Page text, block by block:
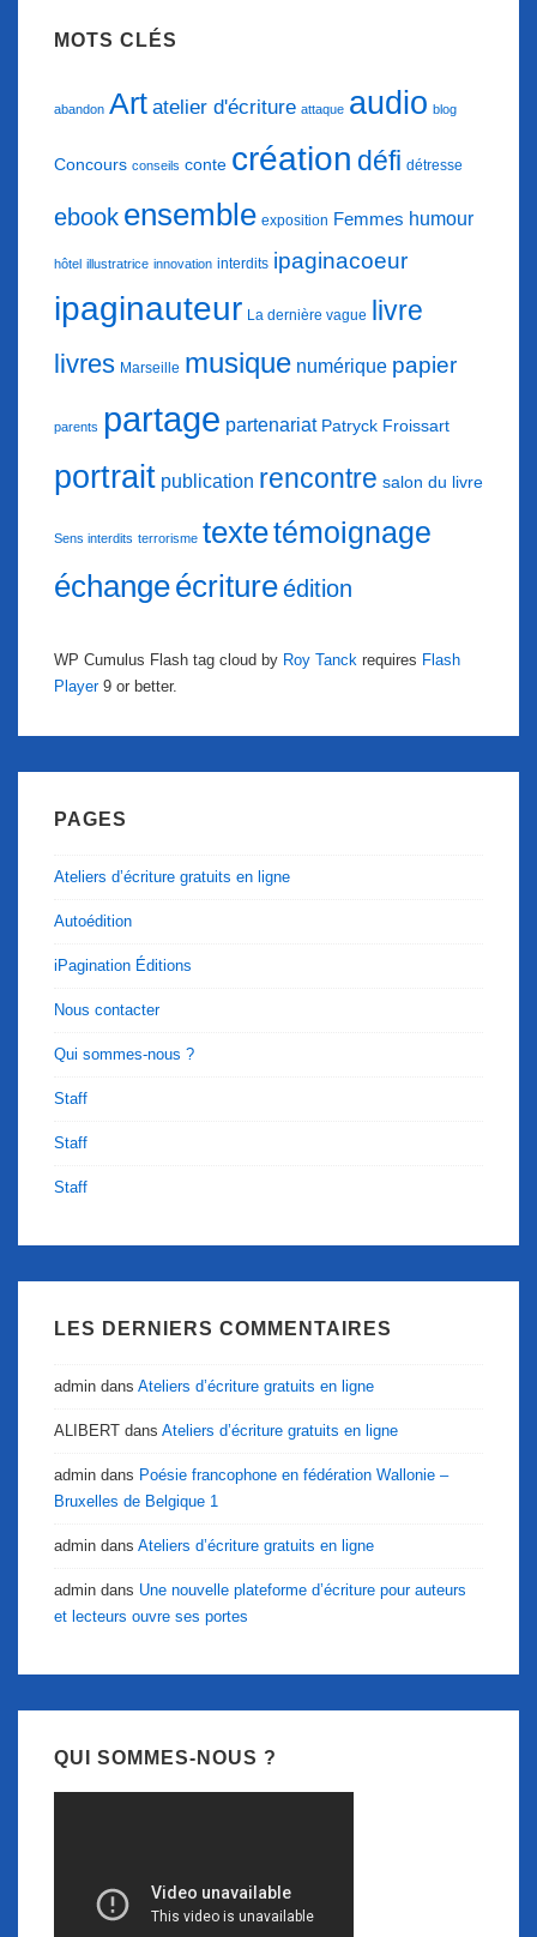
MOTS CLÉS
abandon Art atelier d'écriture attaque audio blog
Concours conseils conte création défi détresse
ebook ensemble exposition Femmes humour
hôtel illustratrice innovation interdits ipaginacoeur
ipaginauteur La dernière vague livre
livres Marseille musique numérique papier
parents partage partenariat Patryck Froissart
portrait publication rencontre salon du livre
Sens interdits terrorisme textetémoignage
échangeécritureédition
WP Cumulus Flash tag cloud by Roy Tanck requires Flash
Player9 or better.
PAGES
Ateliers d’écriture gratuits en ligne
Autoédition
iPagination Éditions
Nous contacter
Qui sommes-nous ?
Staff
Staff
Staff
LES DERNIERS COMMENTAIRES
admin dans Ateliers d’écriture gratuits en ligne
ALIBERT dans Ateliers d’écriture gratuits en ligne
admin dans Poésie francophone en fédération Wallonie –
Bruxelles de Belgique 1
admin dans Ateliers d’écriture gratuits en ligne
admin dans Une nouvelle plateforme d’écriture pour auteurs
et lecteurs ouvre ses portes
QUI SOMMES-NOUS ?